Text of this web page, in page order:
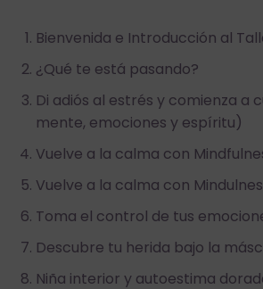
Bienvenida e Introducción al
¿Qué te está pasando?
Di adiós al estrés y comienza a
mente, emociones y espíritu)
Vuelve a la calma con
Vuelve a la calma con
Toma el control de tus
Descubre tu herida bajo la
Niña interior y autoestima